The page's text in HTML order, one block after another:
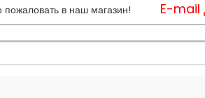
пожаловать в наш магазин! E-mail